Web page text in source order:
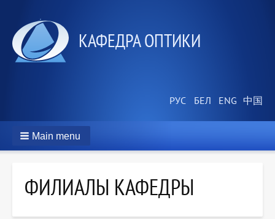
КАФЕДРА ОПТИКИ
Main menu
ФИЛИАЛЫ КАФЕДРЫ